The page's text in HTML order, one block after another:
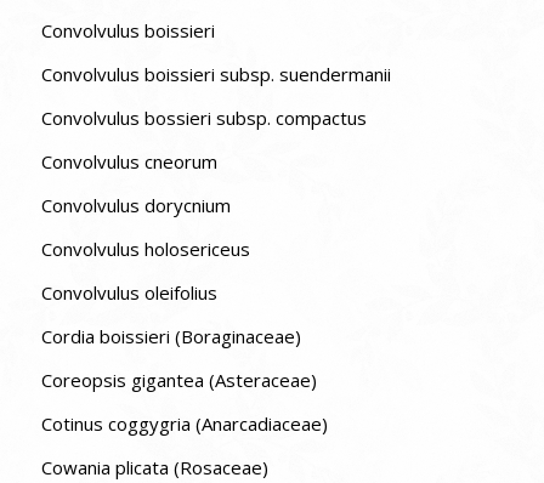
Convolvulus boissieri
Convolvulus boissieri subsp. suendermanii
Convolvulus bossieri subsp. compactus
Convolvulus cneorum
Convolvulus dorycnium
Convolvulus holosericeus
Convolvulus oleifolius
Cordia boissieri (Boraginaceae)
Coreopsis gigantea (Asteraceae)
Cotinus coggygria (Anarcadiaceae)
Cowania plicata (Rosaceae)